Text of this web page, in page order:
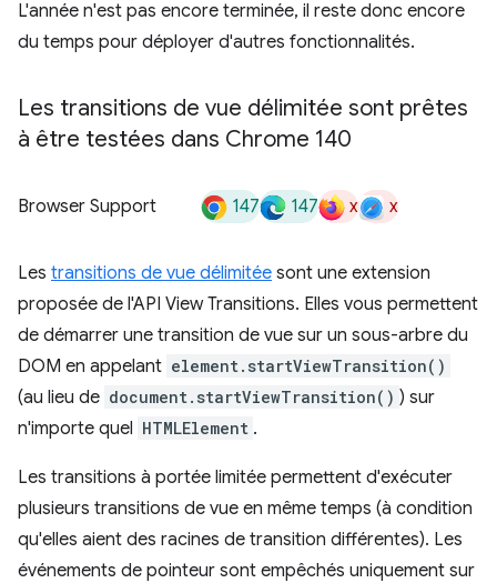
L'année n'est pas encore terminée, il reste donc encore
du temps pour déployer d'autres fonctionnalités.
Les transitions de vue délimitée sont prêtes
à être testées dans Chrome 140
Browser Support 147 147 x x
Les transitions de vue délimitée sont une extension
proposée de l'API View Transitions. Elles vous permettent
de démarrer une transition de vue sur un sous-arbre du
DOM en appelant element.startViewTransition()
(au lieu de document.startViewTransition() ) sur
n'importe quel HTMLElement .
Les transitions à portée limitée permettent d'exécuter
plusieurs transitions de vue en même temps (à condition
qu'elles aient des racines de transition différentes). Les
événements de pointeur sont empêchés uniquement sur